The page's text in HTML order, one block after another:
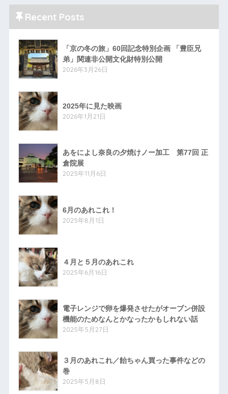
Recent Posts
「京の冬の旅」60回記念特別企画 「豊臣兄
弟」関連非公開文化財特別公開
2026年3月26日
2025年に見た映画
2026年1月21日
あをによし奈良の夕焼けノー加工 第77回 正
倉院展
2025年11月6日
6月のあれこれ！
2025年8月1日
４月と５月のあれこれ
2025年6月16日
電子レンジで卵を爆発させたがオーブン併設
機能のためなんとかなったかもしれない話
2025年5月27日
３月のあれこれ／飴ちゃん買った事件などの
巻
2025年5月8日